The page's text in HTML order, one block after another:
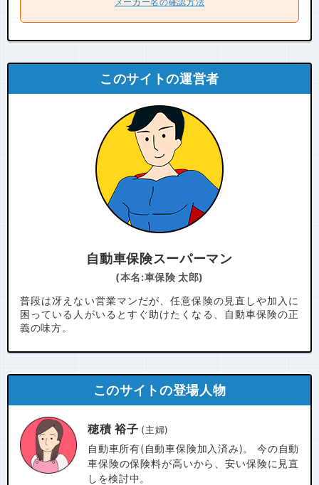
このサイトの運営者
自動車保険スーパーマン
(本名:車保険 太郎)
普段は冴えない営業マンだが、任意保険の見直しや加入に
困っている人がいるとすぐ助けたくなる、自動車保険の正
義の味方。
このサイトの登場人物
穂積 裕子 (主婦)
自動車所有(自動車保険加入済み)。 今の自動
車保険の保険料が高いから、安い保険に見直
しを検討中。